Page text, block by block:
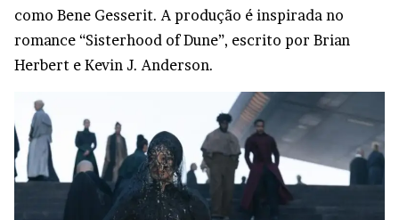
como Bene Gesserit. A produção é inspirada no
romance “Sisterhood of Dune”, escrito por Brian
Herbert e Kevin J. Anderson.